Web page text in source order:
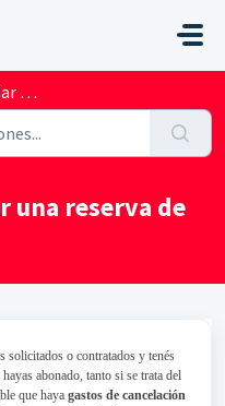
una reserva de
solicitados o contratados y tenés
abonado, tanto si se trata del
que haya gastos de cancelación